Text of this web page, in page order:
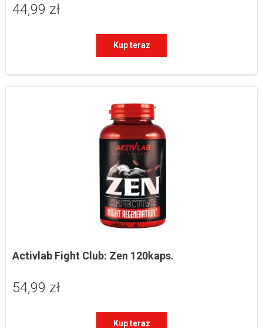
44,99 zł
Kup teraz
Activlab Fight Club: Zen 120kaps.
54,99 zł
Kup teraz